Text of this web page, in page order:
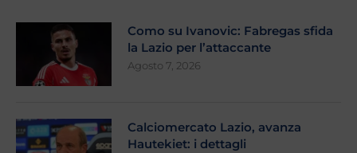
Como su Ivanovic: Fabregas sfida
la Lazio per l’attaccante
Agosto 7, 2026
Calciomercato Lazio, avanza
Hautekiet: i dettagli